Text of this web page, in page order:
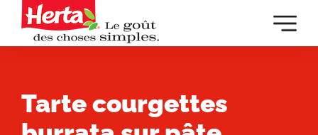
Tarte courgettes